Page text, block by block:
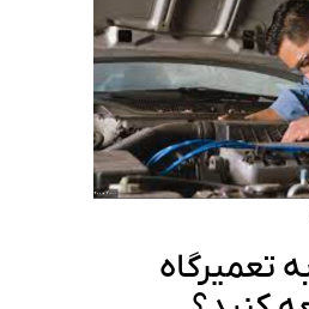
تعمیرگاه